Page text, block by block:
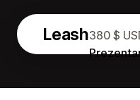
Leash380 $